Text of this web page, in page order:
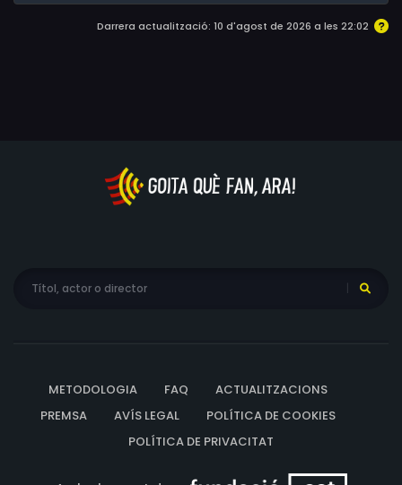
Darrera actualització: 10 d'agost de 2026 a les 22:02
METODOLOGIA FAQ
ACTUALITZACIONS
PREMSA
AVÍS LEGAL
POLÍTICA DE COOKIES
POLÍTICA DE PRIVACITAT